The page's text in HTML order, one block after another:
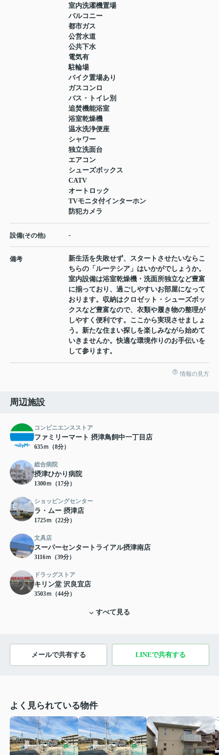
室内洗濯機置場
バルコニー
都市ガス
公営水道
公共下水
電気有
駐輪場
バイク置場あり
ガスコンロ
バス・トイレ別
追焚機能浴室
浴室乾燥機
温水洗浄便座
シャワー
独立洗面台
エアコン
シューズボックス
CATV
オートロック
TVモニタ付インターホン
防犯カメラ
設備(その他) -
備考
新生活を失敗せず、スタートさせたいならこ
ちらの「ルーテシア」はいかがでしょうか。
室内設備は浴室乾燥機・洗面所独立など豊富
に揃っており、過ごしやすいお部屋になって
おります。収納はクロゼット・シューズボッ
クスなど豊富なので、衣類や履き物の整理が
しやすく便利です。ここから実現させましょ
う。新たな住まい探しを楽しみながら始めて
いきませんか。快適な環境作りのお手伝いを
して参ります。
情報の見方
周辺施設
コンビニエンスストア
ファミリーマート 摂津鳥飼中一丁目店
635ｍ（8分）
総合病院
摂津ひかり病院
1300ｍ（17分）
ショッピングセンター
ラ・ムー 摂津店
1725ｍ（22分）
文具店
スーパーセンタートライアル摂津南店
3116ｍ（39分）
ドラッグストア
キリン堂 沢良宜店
3503ｍ（44分）
すべて見る
メールで共有する LINEで共有する
よく見られている物件